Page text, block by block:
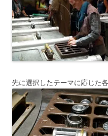
先に選択したテーマに応じた